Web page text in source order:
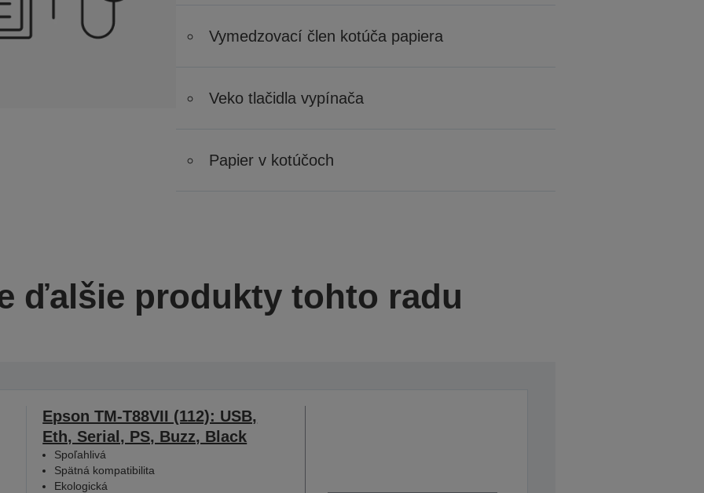
Vymedzovací člen kotúča papiera
Veko tlačidla vypínača
Papier v kotúčoch
ďalšie produkty tohto radu
Epson TM-T88VII (112): USB,
Eth, Serial, PS, Buzz, Black
Spoľahlivá
Spätná kompatibilita
Ekologická